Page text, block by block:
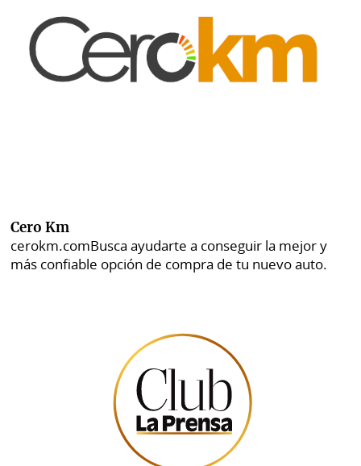
Cero Km
cerokm.comBusca ayudarte a conseguir la mejor y
más confiable opción de compra de tu nuevo auto.